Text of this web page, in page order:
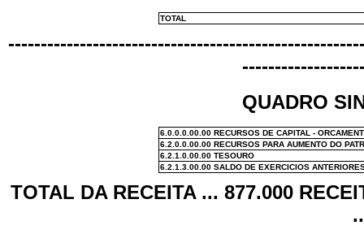
TOTAL
QUADRO
6.0.0.0.00.00 RECURSOS DE CAPITAL -
6.2.0.0.00.00 RECURSOS PARA AUMENTO DO
6.2.1.0.00.00 TESOURO
6.2.1.3.00.00 SALDO DE EXERCICIOS
TOTAL DA RECEITA ... 877.000